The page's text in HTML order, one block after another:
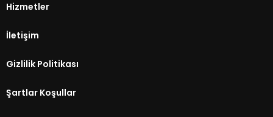
Hizmetler
İletişim
Gizlilik Politikası
Şartlar Koşullar